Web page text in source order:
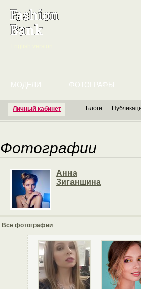
Личный кабинет
МОДЕЛИ ФОТОГРАФЫ
Блоги
Фотографии
Анна
Зиганшина
Все фотографии